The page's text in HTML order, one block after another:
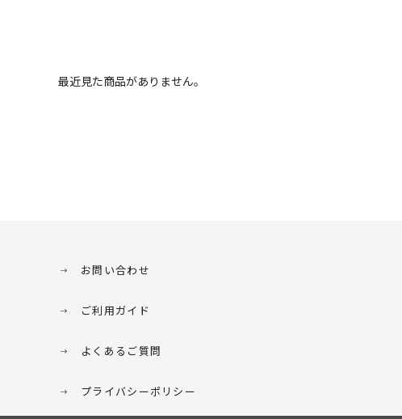
最近見た商品がありません。
お問い合わせ
ご利用ガイド
よくあるご質問
プライバシーポリシー